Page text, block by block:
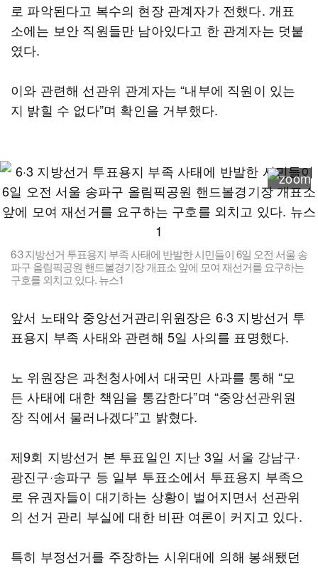
로 파악된다고 복수의 현장 관계자가 전했다. 개표
소에는 보안 직원들만 남아있다고 한 관계자는 덧붙
였다.
이와 관련해 선관위 관계자는 “내부에 직원이 있는
지 밝힐 수 없다”며 확인을 거부했다.
6·3 지방선거 투표용지 부족 사태에 반발한 시민들이 6일 오전 서울 송
파구 올림픽공원 핸드볼경기장 개표소 앞에 모여 재선거를 요구하는
구호를 외치고 있다. 뉴스1
앞서 노태악 중앙선거관리위원장은 6·3 지방선거 투
표용지 부족 사태와 관련해 5일 사의를 표명했다.
노 위원장은 과천청사에서 대국민 사과를 통해 “모
든 사태에 대한 책임을 통감한다”며 “중앙선관위원
장 직에서 물러나겠다”고 밝혔다.
제9회 지방선거 본 투표일인 지난 3일 서울 강남구·
광진구·송파구 등 일부 투표소에서 투표용지 부족으
로 유권자들이 대기하는 상황이 벌어지면서 선관위
의 선거 관리 부실에 대한 비판 여론이 커지고 있다.
특히 부정선거를 주장하는 시위대에 의해 봉쇄됐던